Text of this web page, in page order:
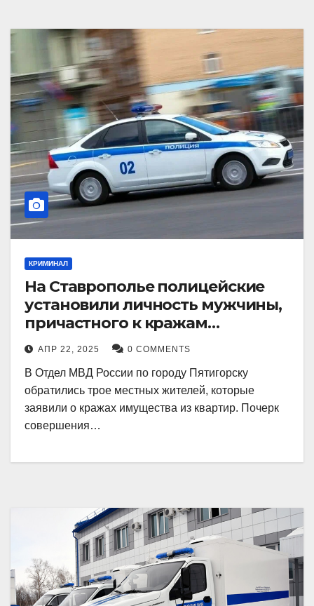
КРИМИНАЛ
На Ставрополье полицейские
установили личность мужчины,
причастного к кражам
имущества из квартир в
Пятигорске
АПР 22, 2025 0 COMMENTS
В Отдел МВД России по городу Пятигорску
обратились трое местных жителей, которые
заявили о кражах имущества из квартир. Почерк
совершения…